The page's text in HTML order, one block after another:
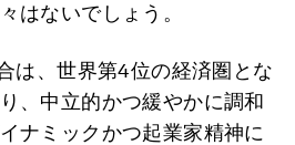
はないでしょう。
は、世界第4位の経済圏とな
、中立的かつ緩やかに調和
ナミックかつ起業家精神に